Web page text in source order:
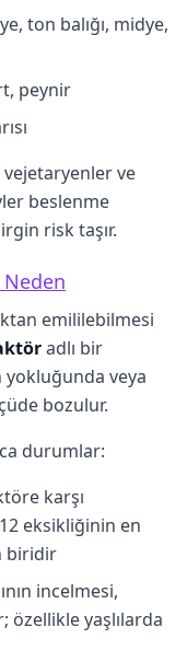
ton balığı, midye,
peynir
vejetaryenler ve
beslenme
risk taşır.
Neden
emililebilmesi
adlı bir
veya
bozulur.
durumlar:
karşı
eksikliğinin en
biridir
incelmesi,
yaşlılarda